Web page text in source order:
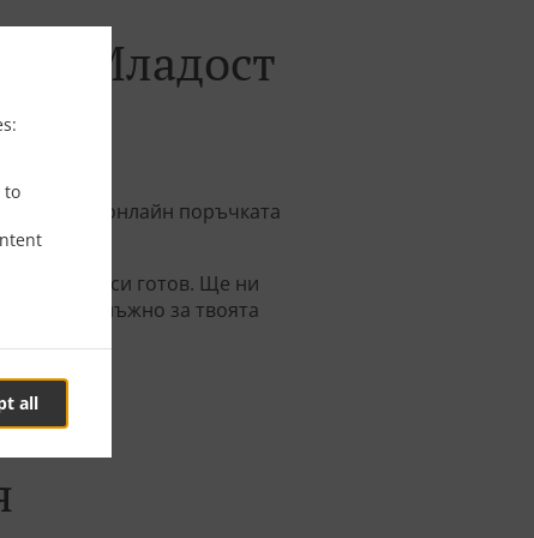
to
all
онлайн поръчката
когато си готов. Ще ни
времето нъжно за твоята